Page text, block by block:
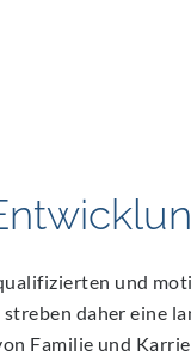
und
daher eine
Familie und